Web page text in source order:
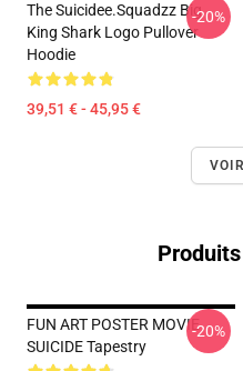
The Suicidee.Squadzz Big
King Shark Logo Pullover
Hoodie
39,51 € - 45,95 €
-20%
FUN ART POSTER MOVIE
SUICIDE Tapestry
-20%